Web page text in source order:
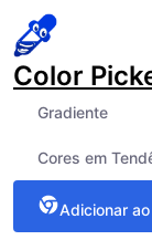
Color
Gradiente
Cores em
Adicionar